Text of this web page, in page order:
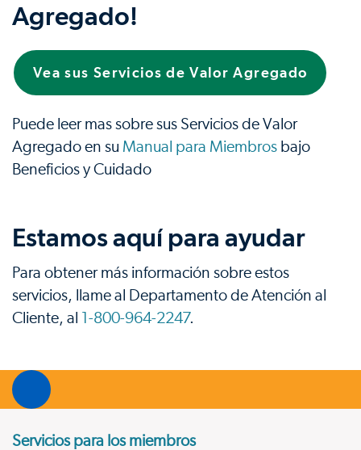
Agregado!
Vea sus Servicios de Valor Agregado
Puede leer mas sobre sus Servicios de Valor
Agregado en su Manual para Miembros bajo
Beneficios y Cuidado
Estamos aquí para ayudar
Para obtener más información sobre estos
servicios, llame al Departamento de Atención al
Cliente, al
1-800-964-2247.
Servicios para los miembros